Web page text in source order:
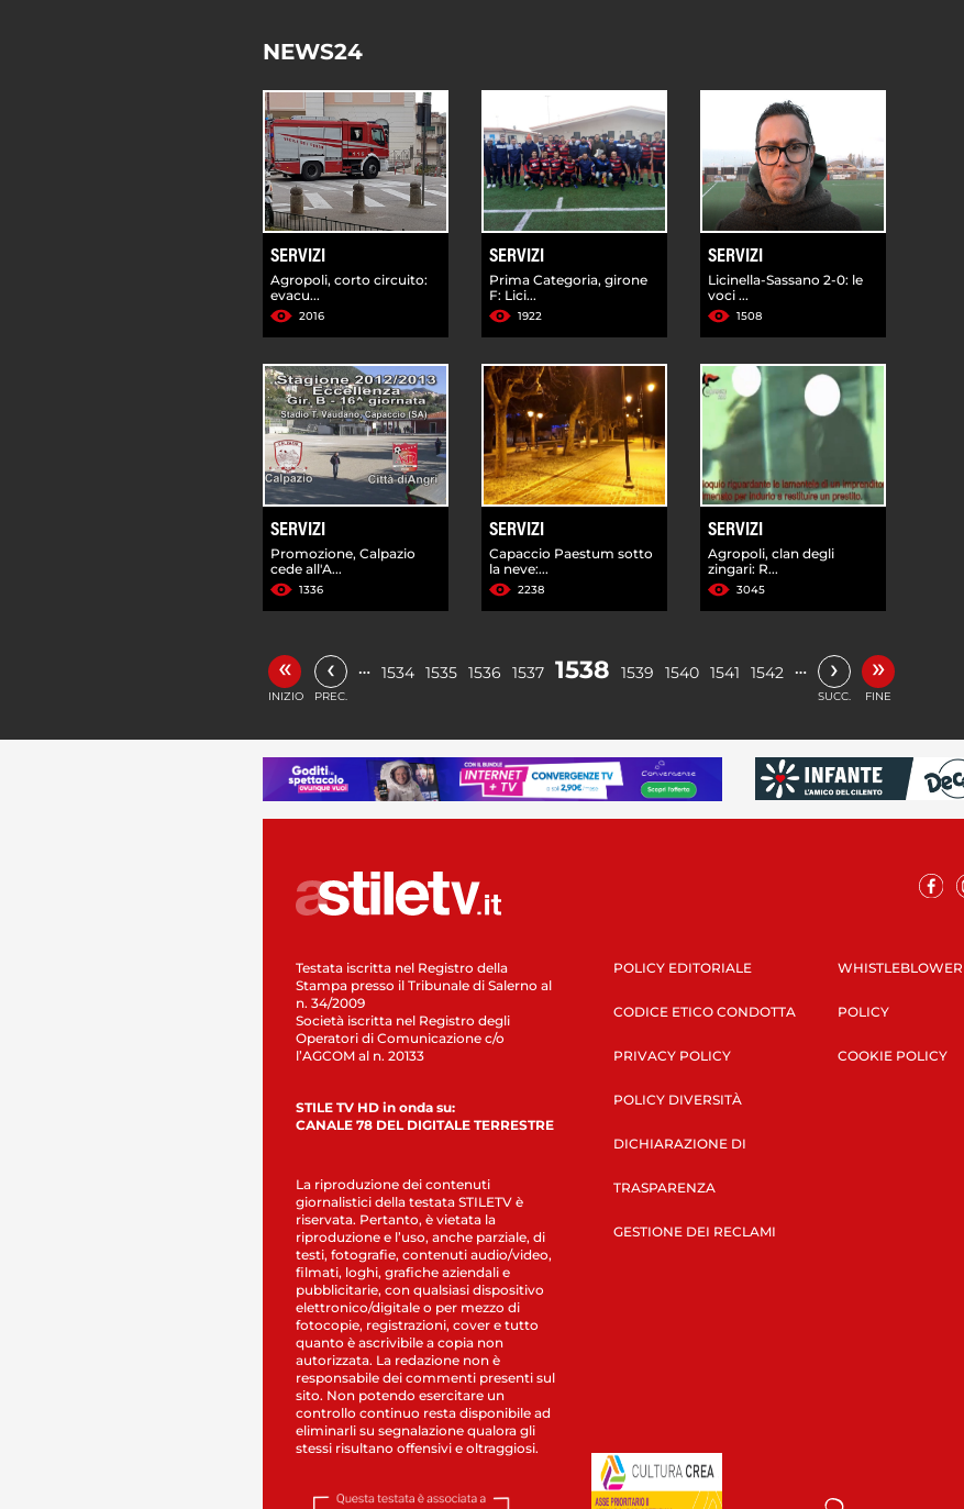
NEWS24
SERVIZI
Agropoli, corto circuito:
evacu...
2016
SERVIZI
Prima Categoria, girone
F: Lici...
1922
SERVIZI
Licinella-Sassano 2-0: le
voci ...
1508
SERVIZI
Promozione, Calpazio
cede all'A...
1336
SERVIZI
Capaccio Paestum sotto
la neve:...
2238
SERVIZI
Agropoli, clan degli
zingari: R...
3045
«
INIZIO
‹
PREC.
… 1534 1535 1536 1537 1538 1539 1540 1541 1542 … ›
SUCC.
»
FINE
Testata iscritta nel Registro della
Stampa presso il Tribunale di Salerno al
n. 34/2009
Società iscritta nel Registro degli
Operatori di Comunicazione c/o
l’AGCOM al n. 20133
STILE TV HD in onda su:
CANALE 78 DEL DIGITALE TERRESTRE
La riproduzione dei contenuti
giornalistici della testata STILETV è
riservata. Pertanto, è vietata la
riproduzione e l’uso, anche parziale, di
testi, fotografie, contenuti audio/video,
filmati, loghi, grafiche aziendali e
pubblicitarie, con qualsiasi dispositivo
elettronico/digitale o per mezzo di
fotocopie, registrazioni, cover e tutto
quanto è ascrivibile a copia non
autorizzata. La redazione non è
responsabile dei commenti presenti sul
sito. Non potendo esercitare un
controllo continuo resta disponibile ad
eliminarli su segnalazione qualora gli
stessi risultano offensivi e oltraggiosi.
POLICY EDITORIALE
CODICE ETICO CONDOTTA
PRIVACY POLICY
POLICY DIVERSITÀ
DICHIARAZIONE DI
TRASPARENZA
GESTIONE DEI RECLAMI
WHISTLEBLOWER
POLICY
COOKIE POLICY